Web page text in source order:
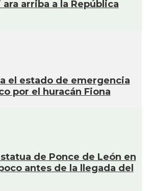
arriba a la República
el estado de emergencia
por el huracán Fiona
de Ponce de León en
antes de la llegada del